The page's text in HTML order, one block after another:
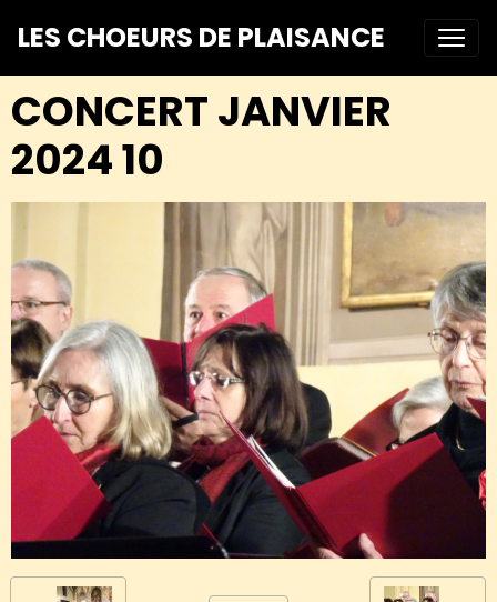
LES CHOEURS DE PLAISANCE
CONCERT JANVIER
2024 10